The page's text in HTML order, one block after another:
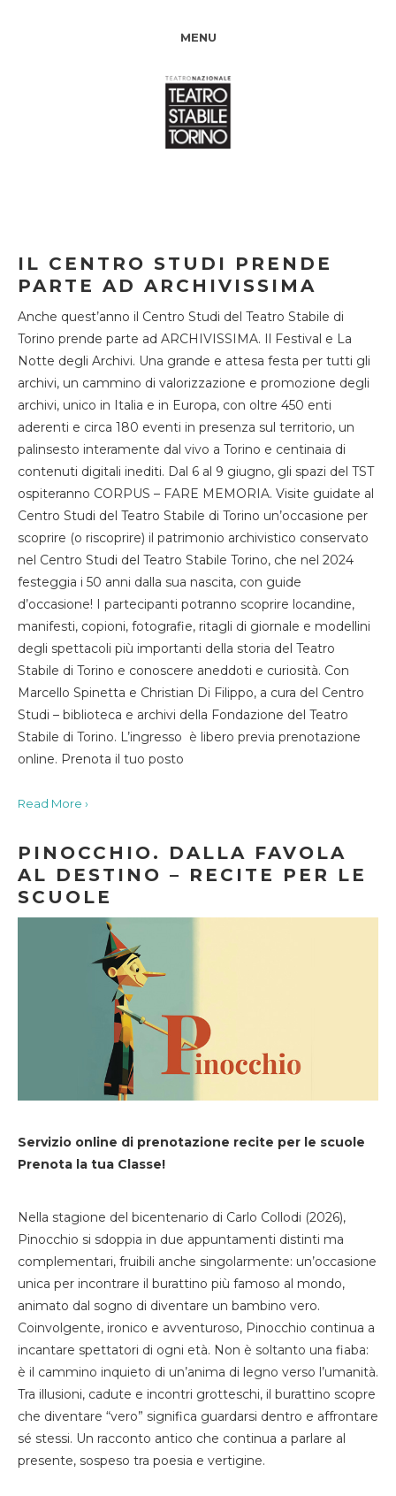
MENU
IL CENTRO STUDI PRENDE
PARTE AD ARCHIVISSIMA
Anche quest’anno il Centro Studi del Teatro Stabile di
Torino prende parte ad ARCHIVISSIMA. Il Festival e La
Notte degli Archivi. Una grande e attesa festa per tutti gli
archivi, un cammino di valorizzazione e promozione degli
archivi, unico in Italia e in Europa, con oltre 450 enti
aderenti e circa 180 eventi in presenza sul territorio, un
palinsesto interamente dal vivo a Torino e centinaia di
contenuti digitali inediti. Dal 6 al 9 giugno, gli spazi del TST
ospiteranno CORPUS – FARE MEMORIA. Visite guidate al
Centro Studi del Teatro Stabile di Torino un’occasione per
scoprire (o riscoprire) il patrimonio archivistico conservato
nel Centro Studi del Teatro Stabile Torino, che nel 2024
festeggia i 50 anni dalla sua nascita, con guide
d’occasione! I partecipanti potranno scoprire locandine,
manifesti, copioni, fotografie, ritagli di giornale e modellini
degli spettacoli più importanti della storia del Teatro
Stabile di Torino e conoscere aneddoti e curiosità. Con
Marcello Spinetta e Christian Di Filippo, a cura del Centro
Studi – biblioteca e archivi della Fondazione del Teatro
Stabile di Torino. L’ingresso è libero previa prenotazione
online. Prenota il tuo posto
Read More ›
PINOCCHIO. DALLA FAVOLA
AL DESTINO – RECITE PER LE
SCUOLE
Servizio online di prenotazione recite per le scuole
Prenota la tua Classe!
Nella stagione del bicentenario di Carlo Collodi (2026),
Pinocchio si sdoppia in due appuntamenti distinti ma
complementari, fruibili anche singolarmente: un’occasione
unica per incontrare il burattino più famoso al mondo,
animato dal sogno di diventare un bambino vero.
Coinvolgente, ironico e avventuroso, Pinocchio continua a
incantare spettatori di ogni età. Non è soltanto una fiaba:
è il cammino inquieto di un’anima di legno verso l’umanità.
Tra illusioni, cadute e incontri grotteschi, il burattino scopre
che diventare “vero” significa guardarsi dentro e affrontare
sé stessi. Un racconto antico che continua a parlare al
presente, sospeso tra poesia e vertigine.